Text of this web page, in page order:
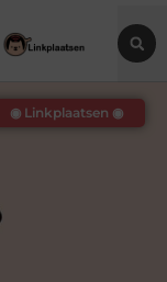
◉ Linkplaatsen ◉